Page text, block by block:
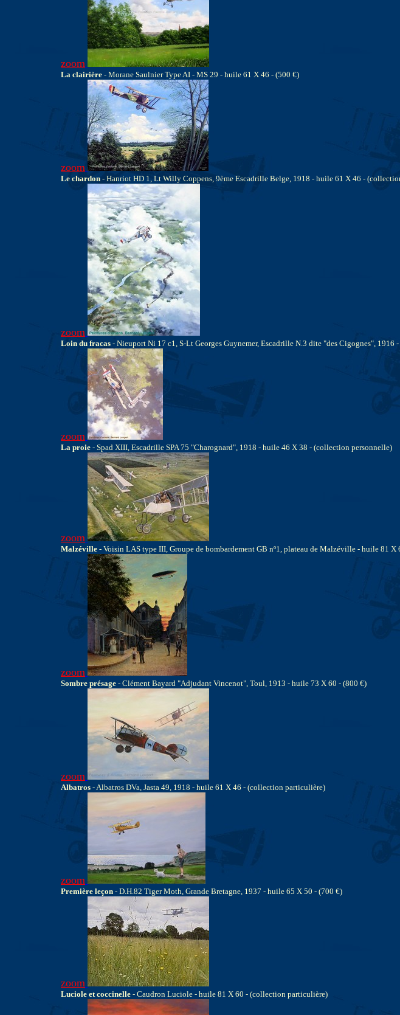
zoom
La clairière - Morane Saulnier Type AI - MS 29 - huile 61 X 46 - (500 €)
zoom
Le chardon - Hanriot HD 1, Lt Willy Coppens, 9ème Escadrille Belge, 1918 - huile 61 X 46 -
zoom
Loin du fracas - Nieuport Ni 17 c1, S-Lt Georges Guynemer, Escadrille N.3 dite "des Cigognes",
zoom
La proie - Spad XIII, Escadrille SPA 75 "Charognard", 1918 - huile 46 X 38 - (collection personnelle)
zoom
Malzéville - Voisin LAS type III, Groupe de bombardement GB nº1, plateau de Malzéville - huile 81
zoom
Sombre présage - Clément Bayard "Adjudant Vincenot", Toul, 1913 - huile 73 X 60 - (800 €)
zoom
Albatros - Albatros DVa, Jasta 49, 1918 - huile 61 X 46 - (collection particulière)
zoom
Première leçon - D.H.82 Tiger Moth, Grande Bretagne, 1937 - huile 65 X 50 - (700 €)
zoom
Luciole et coccinelle - Caudron Luciole - huile 81 X 60 - (collection particulière)